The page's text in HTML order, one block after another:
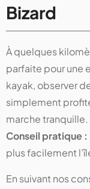
Bizard
À quelques
parfaite pour une
kayak, observer
simplement
marche tranquille.
Conseil pratique :
plus facilement
En suivant nos